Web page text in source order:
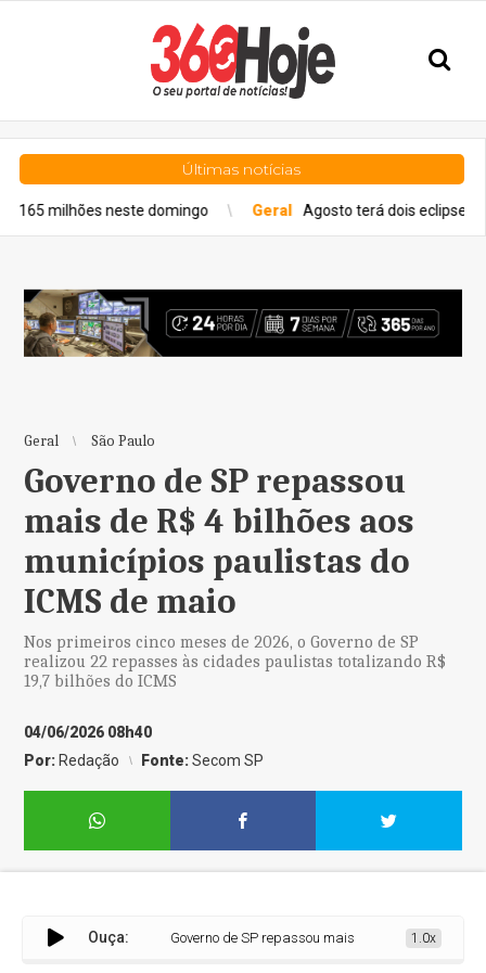
Últimas notícias
neste domingo Geral Agosto terá dois eclipses; saiba como
Geral São Paulo
Governo de SP repassou
mais de R$ 4 bilhões aos
municípios paulistas do
ICMS de maio
Nos primeiros cinco meses de 2026, o Governo de SP
realizou 22 repasses às cidades paulistas totalizando R$
19,7 bilhões do ICMS
04/06/2026 08h40
Por: Redação Fonte:Secom SP
Ouça: Governo de SP repassou mais de R$ 4 bilhões aos
1.0x